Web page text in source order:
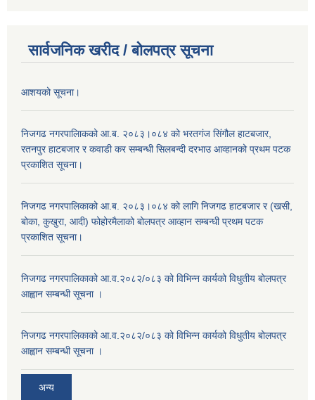
सार्वजनिक खरीद / बोलपत्र सूचना
आशयको सूचना।
निजगढ नगरपालिाकको आ.ब. २०८३।०८४ को भरतगंज सिंगौल हाटबजार,
रतनपुर हाटबजार र कवाडी कर सम्बन्धी सिलबन्दी दरभाउ आव्हानको प्रथम पटक
प्रकाशित सूचना।
निजगढ नगरपालिकाको आ.ब. २०८३।०८४ को लागि निजगढ हाटबजार र (खसी,
बोका, कुखुरा, आदी) फोहोरमैलाको बोलपत्र आव्हान सम्बन्धी प्रथम पटक
प्रकाशित सूचना।
निजगढ नगरपालिकाको आ.व.२०८२/०८३ को विभिन्न कार्यको विधुतीय बोलपत्र
आह्वान सम्बन्धी सूचना ।
निजगढ नगरपालिकाको आ.व.२०८२/०८३ को विभिन्न कार्यको विधुतीय बोलपत्र
आह्वान सम्बन्धी सूचना ।
अन्य